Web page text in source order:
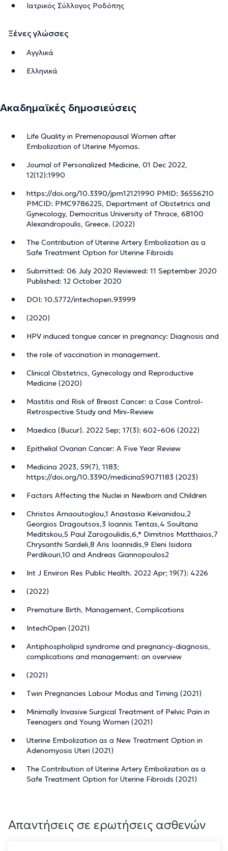
Ιατρικός Σύλλογος Ροδόπης
Ξένες γλώσσες
Αγγλικά
Ελληνικά
Ακαδημαϊκές δημοσιεύσεις
Life Quality in Premenopausal Women after
Embolization of Uterine Myomas.
Journal of Personalized Medicine, 01 Dec 2022,
12(12):1990
https://doi.org/10.3390/jpm12121990 PMID: 36556210
PMCID: PMC9786225, Department of Obstetrics and
Gynecology, Democritus University of Thrace, 68100
Alexandropoulis, Greece. (2022)
The Contribution of Uterine Artery Embolization as a
Safe Treatment Option for Uterine Fibroids
Submitted: 06 July 2020 Reviewed: 11 September 2020
Published: 12 October 2020
DOI: 10.5772/intechopen.93999
(2020)
HPV induced tongue cancer in pregnancy: Diagnosis and
the role of vaccination in management.
Clinical Obstetrics, Gynecology and Reproductive
Medicine (2020)
Mastitis and Risk of Breast Cancer: a Case Control-
Retrospective Study and Mini-Review
Maedica (Bucur). 2022 Sep; 17(3): 602–606 (2022)
Epithelial Ovarian Cancer: A Five Year Review
Medicina 2023, 59(7), 1183;
https://doi.org/10.3390/medicina59071183 (2023)
Factors Affecting the Nuclei in Newborn and Children
Christos Arnaoutoglou,1 Anastasia Keivanidou,2
Georgios Dragoutsos,3 Ioannis Tentas,4 Soultana
Meditskou,5 Paul Zarogoulidis,6,* Dimitrios Matthaios,7
Chrysanthi Sardeli,8 Aris Ioannidis,9 Eleni Isidora
Perdikouri,10 and Andreas Giannopoulos2
Int J Environ Res Public Health. 2022 Apr; 19(7): 4226
(2022)
Premature Birth, Management, Complications
IntechOpen (2021)
Antiphospholipid syndrome and pregnancy-diagnosis,
complications and management: an overview
(2021)
Twin Pregnancies Labour Modus and Timing (2021)
Minimally Invasive Surgical Treatment of Pelvic Pain in
Teenagers and Young Women (2021)
Uterine Embolization as a New Treatment Option in
Adenomyosis Uteri (2021)
The Contribution of Uterine Artery Embolization as a
Safe Treatment Option for Uterine Fibroids (2021)
Απαντήσεις σε ερωτήσεις ασθενών